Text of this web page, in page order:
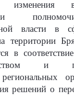
власти в
территории
в
и
решений о